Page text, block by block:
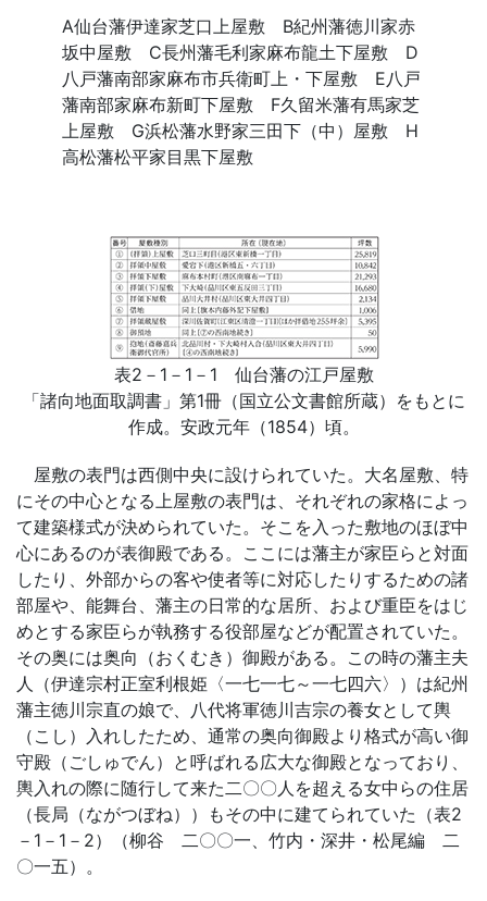
A仙台藩伊達家芝口上屋敷 B紀州藩徳川家赤
坂中屋敷 C長州藩毛利家麻布龍土下屋敷 D
八戸藩南部家麻布市兵衛町上・下屋敷 E八戸
藩南部家麻布新町下屋敷 F久留米藩有馬家芝
上屋敷 G浜松藩水野家三田下（中）屋敷 H
高松藩松平家目黒下屋敷
表2－1－1－1 仙台藩の江戸屋敷
「諸向地面取調書」第1冊（国立公文書館所蔵）をもとに
作成。安政元年（1854）頃。
屋敷の表門は西側中央に設けられていた。大名屋敷、特
にその中心となる上屋敷の表門は、それぞれの家格によっ
て建築様式が決められていた。そこを入った敷地のほぼ中
心にあるのが表御殿である。ここには藩主が家臣らと対面
したり、外部からの客や使者等に対応したりするための諸
部屋や、能舞台、藩主の日常的な居所、および重臣をはじ
めとする家臣らが執務する役部屋などが配置されていた。
その奥には奥向（おくむき）御殿がある。この時の藩主夫
人（伊達宗村正室利根姫〈一七一七～一七四六〉）は紀州
藩主徳川宗直の娘で、八代将軍徳川吉宗の養女として輿
（こし）入れしたため、通常の奥向御殿より格式が高い御
守殿（ごしゅでん）と呼ばれる広大な御殿となっており、
輿入れの際に随行して来た二〇〇人を超える女中らの住居
（長局（ながつぼね））もその中に建てられていた（表2
－1－1－2）（柳谷 二〇〇一、竹内・深井・松尾編 二
〇一五）。